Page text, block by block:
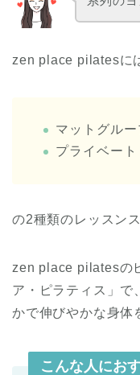
zen place pilatesに
マットグル
プライベー
の2種類のレッスン
zen place pilatesの
ア・ピラティス」で
かで伸びやかな身体
こんな人にお